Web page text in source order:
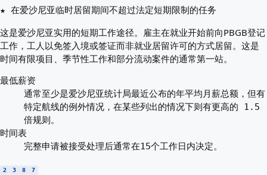
★ 在爱沙尼亚临时居留期间不超过法定短期限制的任务
这是爱沙尼亚实用的短期工作途径。雇主在就业开始前向PBGB登记
工作，工人以免签入境或签证而非就业居留许可的方式居留。这是
时间有限项目、季节性工作和部分流动案件的通常第一站。
最低薪资
通常至少是爱沙尼亚统计局最近公布的年平均月薪总额，但有
特定航线的例外情况，在某些列出的情况下则有更高的 1.5
倍规则。
时间表
完整申请被接受处理后通常在15个工作日内决定。
2 3 8 7